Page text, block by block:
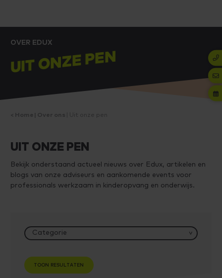
OVER EDUX
UIT ONZE PEN
UIT ONZE PEN
Bekijk onderstaand actueel nieuws over Edux, artikelen en
blogs van onze adviseurs en aankomende events voor
professionals werkzaam in kinderopvang en onderwijs.